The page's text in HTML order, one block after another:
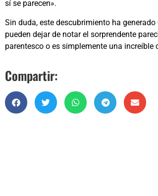
sí se parecen».
Sin duda, este descubrimiento ha
pueden dejar de notar el sorprendente
parentesco o es simplemente una increíble
Compartir: